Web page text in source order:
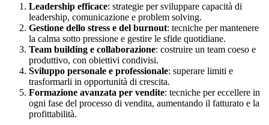
Leadership efficace: strategie per sviluppare capacità di
leadership, comunicazione e problem solving.
Gestione dello stress e del burnout: tecniche per mantenere
la calma sotto pressione e gestire le sfide quotidiane.
Team building e collaborazione: costruire un team coeso e
produttivo, con obiettivi condivisi.
Sviluppo personale e professionale: superare limiti e
trasformarli in opportunità di crescita.
Formazione avanzata per vendite: tecniche per eccellere in
ogni fase del processo di vendita, aumentando il fatturato e la
profittabilità.